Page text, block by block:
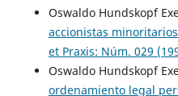
Oswaldo Hundskopf
accionistas
et Praxis: Núm. 029
Oswaldo Hundskopf
ordenamiento legal